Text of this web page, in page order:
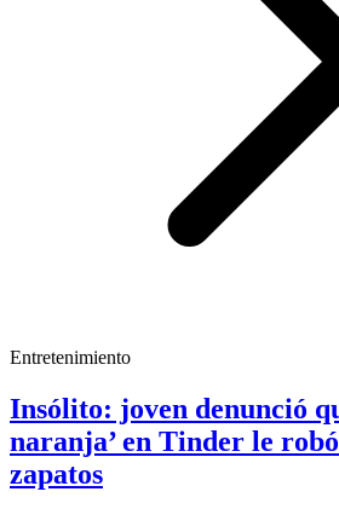
Entretenimiento
Insólito: joven denunció
naranja’ en Tinder le robó
zapatos